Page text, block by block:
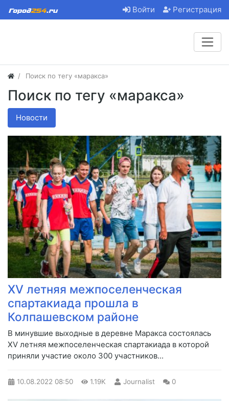
Войти Регистрация
Поиск по тегу «маракса»
Поиск по тегу «маракса»
Новости
XV летняя межпоселенческая
спартакиада прошла в
Колпашевском районе
​В минувшие выходные в деревне Маракса состоялась
XV летняя межпоселенческая спартакиада в которой
приняли участие около 300 участников...
10.08.2022 08:50 1.19K Journalist 0